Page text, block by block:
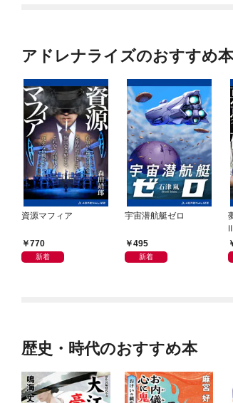
アドレナライズのおすすめ本
資源マフィア
770
新着
宇宙潜航艇ゼロ
495
新着
Ⅱ
歴史・時代のおすすめ本